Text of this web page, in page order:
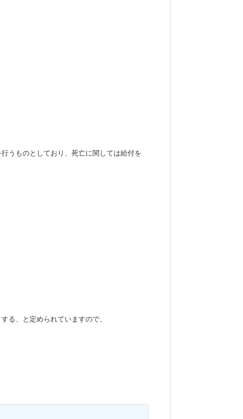
うものとしており、死亡に関しては給付を
る、と定められていますので、